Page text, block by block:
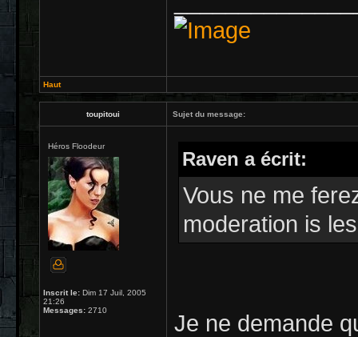
Haut
toupitoui Sujet du message:
Héros Floodeur
Inscrit le: Dim 17 Juil, 2005
21:26
Messages: 2710
Raven a écrit:
Vous ne me
moderation is
Je ne demande